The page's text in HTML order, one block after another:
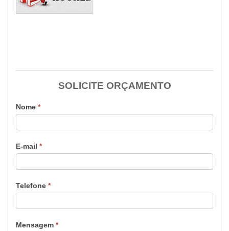
SOLICITE ORÇAMENTO
Nome *
E-mail *
Telefone *
Mensagem *